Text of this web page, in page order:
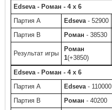
Edseva - Роман - 4 x 6
Партия A
Edseva - 52900
Партия B
Роман - 38530
Результат игры
Роман
1(+3850)
Edseva - Роман - 4 x 6
Партия A
Edseva - 110000
Партия B
Роман - 40200